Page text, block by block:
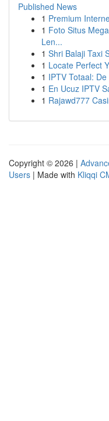
Published News
1 Premium
1 Foto Situs
Len...
1 Shri Balaji Taxi
1 Locate Perfect
1 IPTV Totaal:
1 En Ucuz IPTV
1 Rajawd777
Copyright © 2026 |
Users | Made with Kliqqi